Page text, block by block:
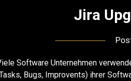
Jira
Software Unternehmen
Bugs, Improvents) ihrer